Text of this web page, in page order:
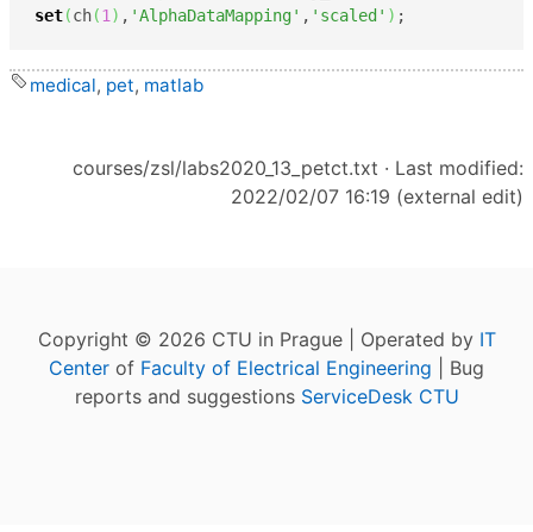
set(ch(1 ) , 'AlphaDataMapping' , 'scaled' ) ;
medical, pet, matlab
courses/zsl/labs2020_13_petct.txt · Last modified:
2022/02/07 16:19 (external edit)
Copyright © 2026 CTU in Prague | Operated by IT
Center of Faculty of Electrical Engineering | Bug
reports and suggestions ServiceDesk CTU